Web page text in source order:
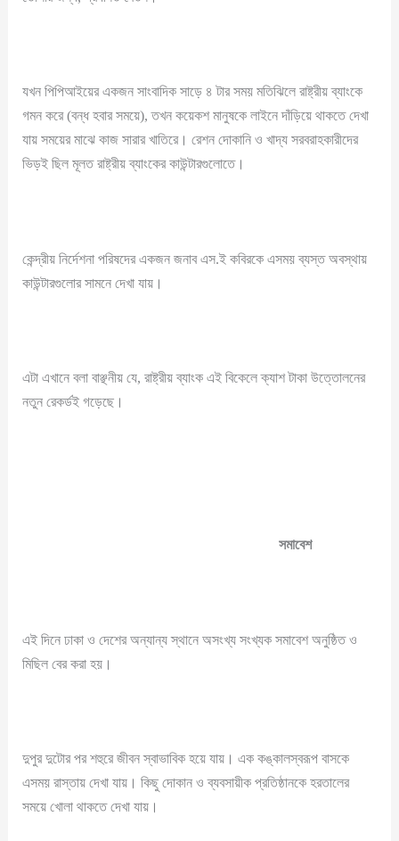
যখন পিপিআইয়ের একজন সাংবাদিক সাড়ে ৪ টার সময় মতিঝিলে রাষ্ট্রীয় ব্যাংকে
গমন করে (বন্ধ হবার সময়ে), তখন কয়েকশ মানুষকে লাইনে দাঁড়িয়ে থাকতে দেখা
যায় সময়ের মাঝে কাজ সারার খাতিরে। রেশন দোকানি ও খাদ্য সরবরাহকারীদের
ভিড়ই ছিল মূলত রাষ্ট্রীয় ব্যাংকের কাউন্টারগুলোতে।
কেন্দ্রীয় নির্দেশনা পরিষদের একজন জনাব এস.ই কবিরকে এসময় ব্যস্ত অবস্থায়
কাউন্টারগুলোর সামনে দেখা যায়।
এটা এখানে বলা বাঞ্ছনীয় যে, রাষ্ট্রীয় ব্যাংক এই বিকেলে ক্যাশ টাকা উত্তোলনের
নতুন রেকর্ডই গড়েছে।
সমাবেশ
এই দিনে ঢাকা ও দেশের অন্যান্য স্থানে অসংখ্য সংখ্যক সমাবেশ অনুষ্ঠিত ও
মিছিল বের করা হয়।
দুপুর দুটোর পর শহুরে জীবন স্বাভাবিক হয়ে যায়। এক কঙ্কালস্বরূপ বাসকে
এসময় রাস্তায় দেখা যায়। কিছু দোকান ও ব্যবসায়ীক প্রতিষ্ঠানকে হরতালের
সময়ে খোলা থাকতে দেখা যায়।